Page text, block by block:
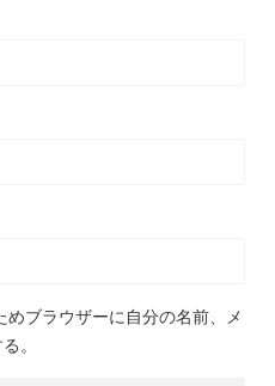
ブラウザーに自分の名前、メ
。